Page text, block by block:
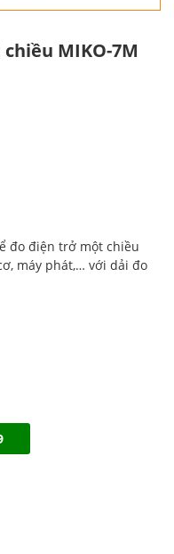
MIKO-7M
đo điện trở một chiều
máy phát,… với dải đo